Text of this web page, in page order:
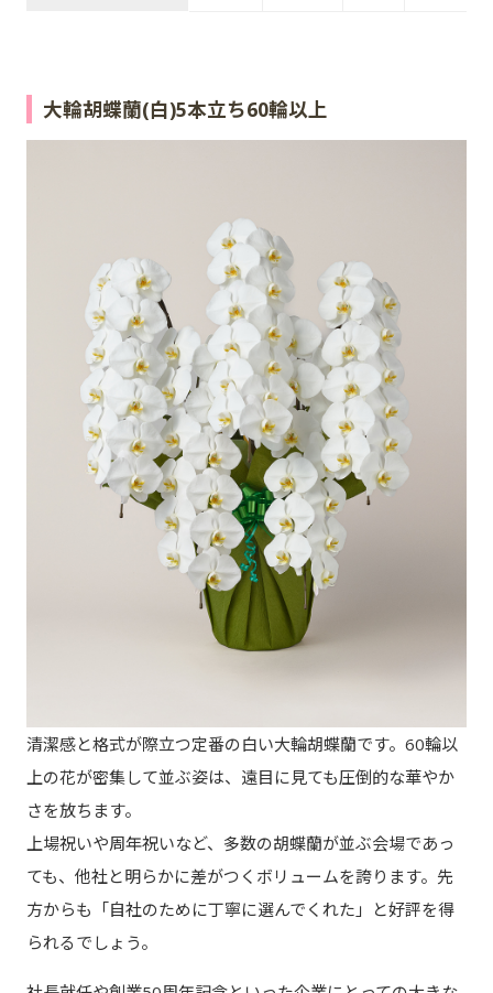
大輪胡蝶蘭(白)5本立ち60輪以上
清潔感と格式が際立つ定番の白い大輪胡蝶蘭です。60輪以
上の花が密集して並ぶ姿は、遠目に見ても圧倒的な華やか
さを放ちます。
上場祝いや周年祝いなど、多数の胡蝶蘭が並ぶ会場であっ
ても、他社と明らかに差がつくボリュームを誇ります。先
方からも「自社のために丁寧に選んでくれた」と好評を得
られるでしょう。